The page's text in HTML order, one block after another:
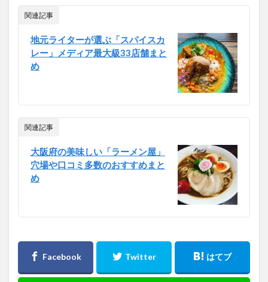
関連記事
地元ライターが選ぶ「スパイスカ
レー」メディア最大級33店舗まと
め
関連記事
大阪府の美味しい「ラーメン屋」
穴場や口コミ多数のおすすめまと
め